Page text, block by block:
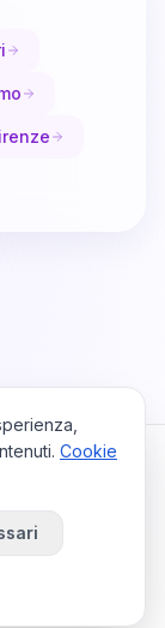
Contattaci
Cookie